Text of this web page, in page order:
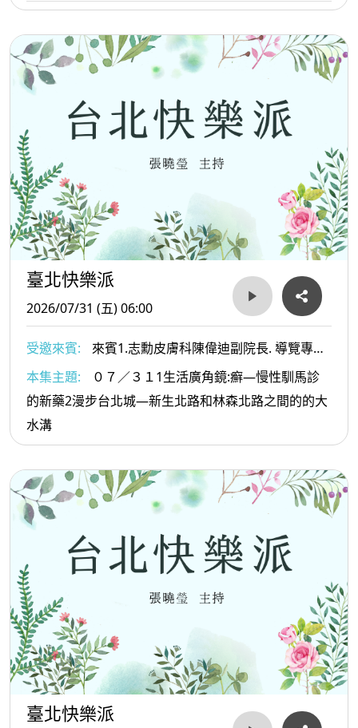
臺北快樂派
2026/07/31 (五) 06:00
受邀來賓:
來賓1.志勳皮膚科陳偉迪副院長. 導覽專家
葉倫會老師
本集主題:
０７／３１1生活廣角鏡:癬—慢性馴馬診
的新藥2漫步台北城—新生北路和林森北路之間的的大
水溝
臺北快樂派